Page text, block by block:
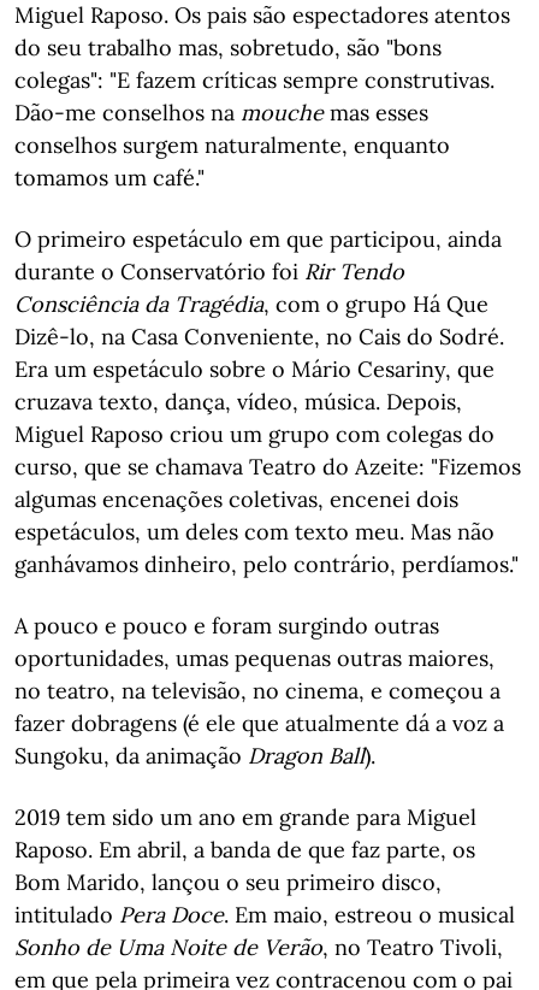
Miguel Raposo. Os pais são espectadores atentos
do seu trabalho mas, sobretudo, são "bons
colegas": "E fazem críticas sempre construtivas.
Dão-me conselhos na mouchemas esses
conselhos surgem naturalmente, enquanto
tomamos um café."
O primeiro espetáculo em que participou, ainda
durante o Conservatório foi Rir Tendo
Consciência da Tragédia, com o grupo Há Que
Dizê-lo, na Casa Conveniente, no Cais do Sodré.
Era um espetáculo sobre o Mário Cesariny, que
cruzava texto, dança, vídeo, música. Depois,
Miguel Raposo criou um grupo com colegas do
curso, que se chamava Teatro do Azeite: "Fizemos
algumas encenações coletivas, encenei dois
espetáculos, um deles com texto meu. Mas não
ganhávamos dinheiro, pelo contrário, perdíamos."
A pouco e pouco e foram surgindo outras
oportunidades, umas pequenas outras maiores,
no teatro, na televisão, no cinema, e começou a
fazer dobragens (é ele que atualmente dá a voz a
Sungoku, da animação Dragon Ball).
2019 tem sido um ano em grande para Miguel
Raposo. Em abril, a banda de que faz parte, os
Bom Marido, lançou o seu primeiro disco,
intitulado Pera Doce. Em maio, estreou o musical
Sonho de Uma Noite de Verão, no Teatro Tivoli,
em que pela primeira vez contracenou com o pai